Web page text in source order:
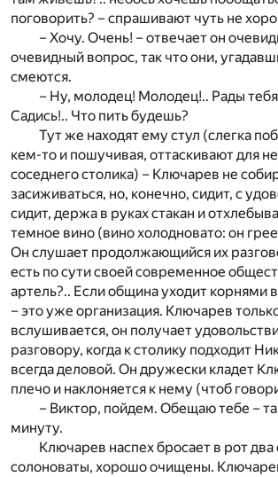
поговорить? – спрашивают чуть не
– Хочу. Очень! – отвечает он
очевидный вопрос, так что они,
смеются.
– Ну, молодец! Молодец!.. Рады
Садись!.. Что пить будешь?
Тут же находят ему стул (слегка
кем-то и пошучивая, оттаскивают для
соседнего столика) – Ключарев не
засиживаться, но, конечно, сидит, с
сидит, держа в руках стакан и
темное вино (вино холодновато: он
Он слушает продолжающийся их
есть по сути своей современное
артель?.. Если община уходит корнями
– это уже организация. Ключарев
вслушивается, он получает
разговору, когда к столику подходит
всегда деловой. Он дружески кладет
плечо и наклоняется к нему (чтоб
– Виктор, пойдем. Обещаю тебе –
минуту.
Ключарев наспех бросает в рот
солоноваты, хорошо очищены.